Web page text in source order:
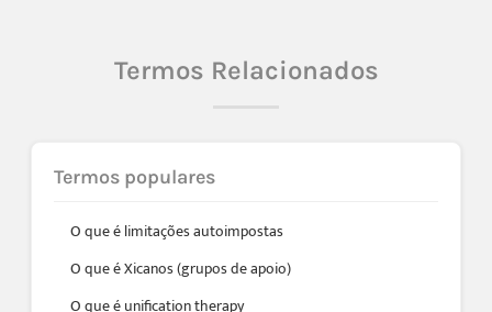
Termos Relacionados
Termos populares
O que é limitações autoimpostas
O que é Xicanos (grupos de apoio)
O que é unification therapy